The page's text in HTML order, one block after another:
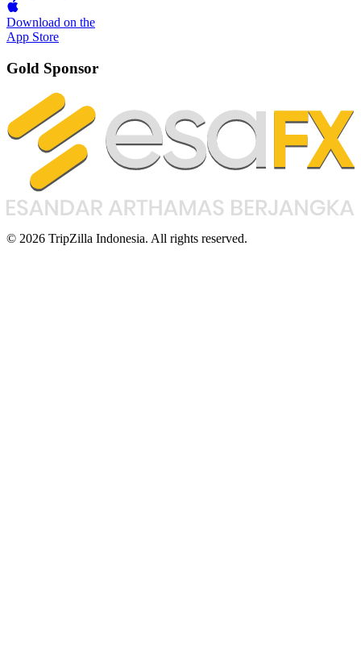
Download on the
App Store
Gold Sponsor
© 2026 TripZilla Indonesia. All rights reserved.